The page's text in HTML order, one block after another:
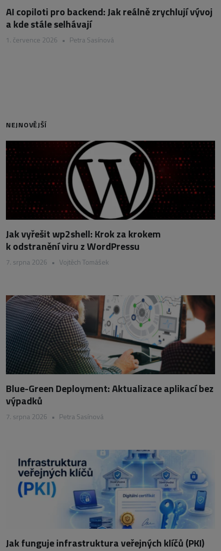
AI copiloti pro backend: Jak reálně zrychlují vývoj
a kde stále selhávají
1. července 2026 • Petra Sasínová
NEJNOVĚJŠÍ
Jak vyřešit wp2shell: Krok za krokem
k odstranění viru z WordPressu
7. srpna 2026 • Vojtěch Tomášek
Blue-Green Deployment: Aktualizace aplikací bez
výpadků
7. srpna 2026 • Petra Sasínová
Jak funguje infrastruktura veřejných klíčů (PKI)